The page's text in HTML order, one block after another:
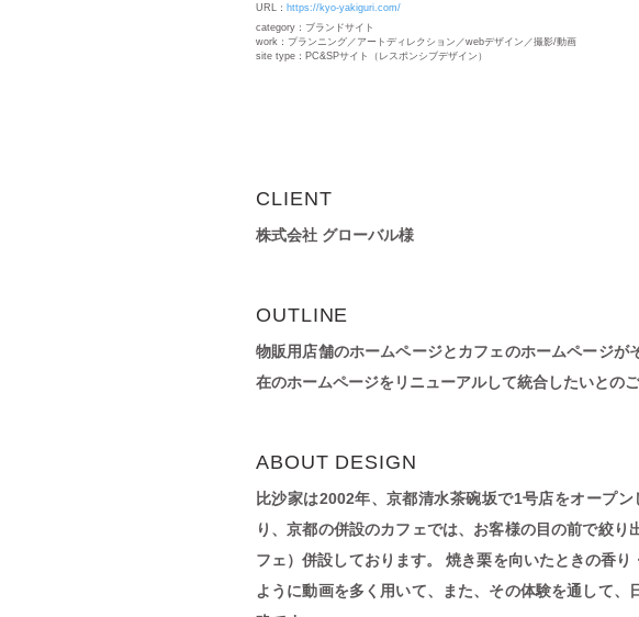
URL： https://kyo-yakiguri.com/
category：ブランドサイト
work：プランニング／アートディレクション／webデザイン／撮影/動画
site type：PC&SPサイト（レスポンシブデザイン）
CLIENT
株式会社 グローバル様
OUTLINE
物販用店舗のホームページとカフェのホームページ
在のホームページをリニューアルして統合したいとの
ABOUT DESIGN
比沙家は2002年、京都清水茶碗坂で1号店をオープ
り、京都の併設のカフェでは、お客様の目の前で絞
フェ）併設しております。 焼き栗を向いたときの香
ように動画を多く用いて、また、その体験を通して